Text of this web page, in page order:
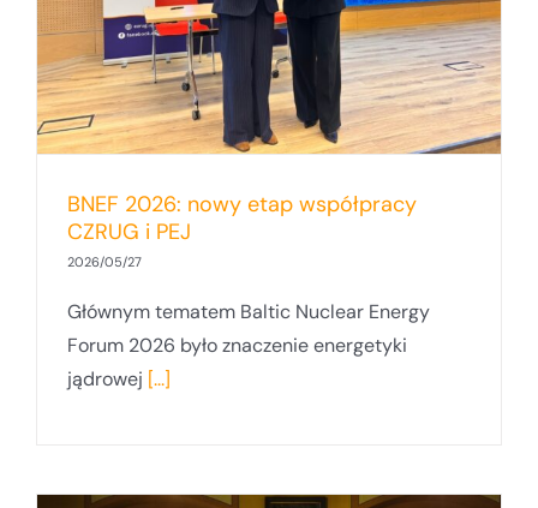
BNEF 2026: nowy etap współpracy
CZRUG i PEJ
2026/05/27
Głównym tematem Baltic Nuclear Energy
Forum 2026 było znaczenie energetyki
jądrowej [...]